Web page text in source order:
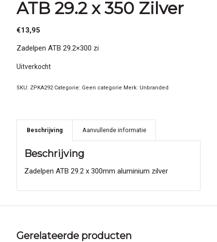
ATB 29.2 x 350 Zilver
€13,95
Zadelpen ATB 29.2×300 zi
Uitverkocht
SKU: ZPKA292 Categorie: Geen categorie Merk: Unbranded
Beschrijving Aanvullende informatie
Beschrijving
Zadelpen ATB 29.2 x 300mm aluminium zilver
Gerelateerde producten